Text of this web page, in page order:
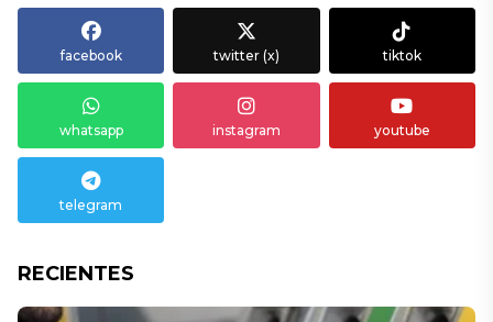
facebook twitter (x) tiktok
whatsapp instagram youtube
telegram
RECIENTES